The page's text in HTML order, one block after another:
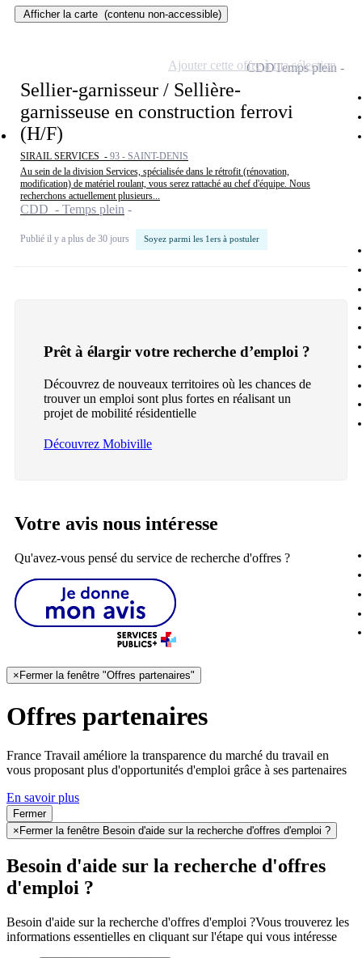
Afficher la carte (contenu non-accessible)
Sellier-garnisseur / Sellière-
garnisseuse en construction ferrovi
(H/F)
SIRAIL SERVICES - 93 - SAINT-DENIS
Au sein de la division Services, spécialisée dans le rétrofit (rénovation,
modification) de matériel roulant, vous serez rattaché au chef d'équipe. Nous
recherchons actuellement plusieurs...
CDD - Temps plein
Publié il y a plus de 30 jours Soyez parmi les 1ers à postuler
CDDTemps plein
Ajouter cette offre à ma sélection
Prêt à élargir votre recherche d’emploi ?
Découvrez de nouveaux territoires où les chances de
trouver un emploi sont plus fortes en réalisant un
projet de mobilité résidentielle
Découvrez Mobiville
Votre avis nous intéresse
Qu'avez-vous pensé du service de recherche d'offres ?
× Fermer la fenêtre "Offres partenaires"
Offres partenaires
France Travail améliore la transparence du marché du travail en
vous proposant plus d'opportunités d'emploi grâce à ses partenaires
En savoir plus
Fermer
× Fermer la fenêtre Besoin d'aide sur la recherche d'offres d'emploi ?
Besoin d'aide sur la recherche d'offres
d'emploi ?
Besoin d'aide sur la recherche d'offres d'emploi ?Vous trouverez les
informations essentielles en cliquant sur l'étape qui vous intéresse